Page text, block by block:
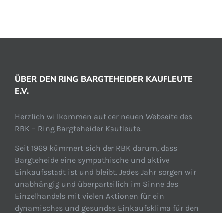
ÜBER DEN RING BARGTEHEIDER KAUFLEUTE
E.V.
Herzlich willkommen auf der neuen Webseite des
RBK – Ring Bargteheider Kaufleute.
Seit 1969 kümmert sich der RBK darum, dass
Bargteheide eine sympathische und aktive
Einkaufsstadt ist und bleibt. Jedes Jahr sorgen wir
unabhängig und überparteilich im Sinne des
Einzelhandels mit vielen Aktionen für ein
dynamisches und gesundes Einkaufsklima für den